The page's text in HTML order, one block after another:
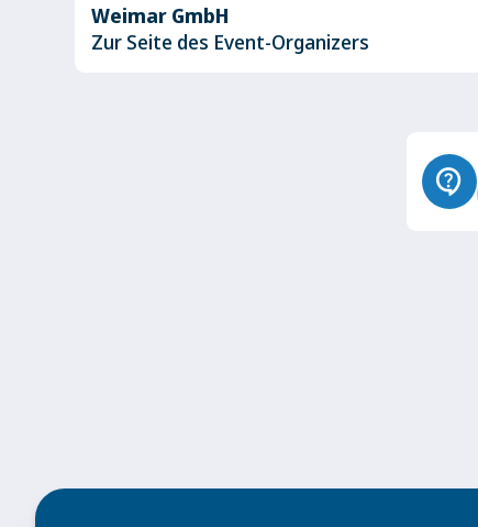
Weimar GmbH
Zur Seite des Event-Organizers
contact_support